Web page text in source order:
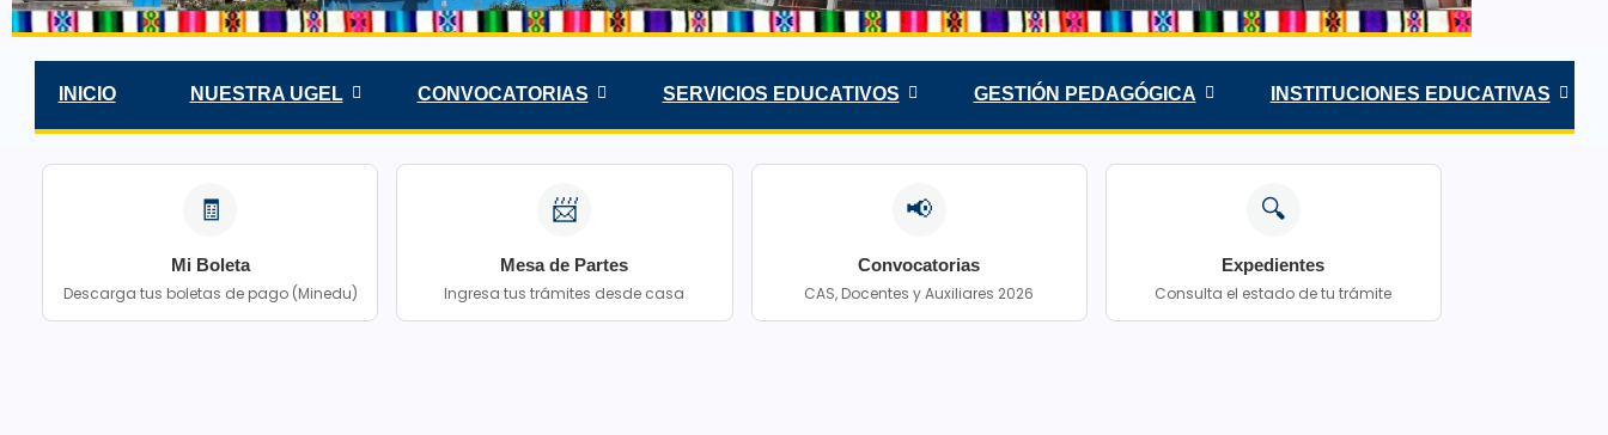
INICIO NUESTRA UGEL CONVOCATORIAS SERVICIOS EDUCATIVOS GESTIÓN PEDAGÓGICA INSTITUCIONES EDUCATIVAS
🧾
Mi Boleta
Descarga tus boletas de pago (Minedu)
📨
Mesa de Partes
Ingresa tus trámites desde casa
📢
Convocatorias
CAS, Docentes y Auxiliares 2026
🔍
Expedientes
Consulta el estado de tu trámite